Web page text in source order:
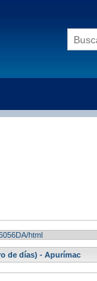
html
de días) - Apurímac